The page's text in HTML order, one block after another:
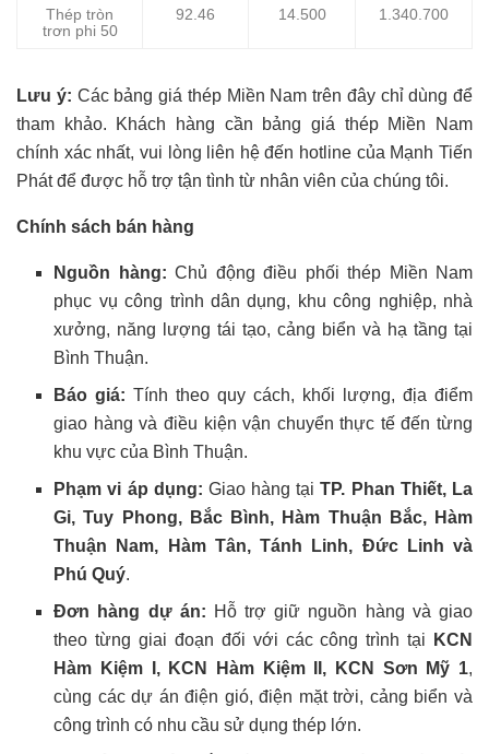
Thép tròn
trơn phi 50
92.46 14.500 1.340.700
Lưu ý: Các bảng giá thép Miền Nam trên đây chỉ dùng để
tham khảo. Khách hàng cần bảng giá thép Miền Nam
chính xác nhất, vui lòng liên hệ đến hotline của Mạnh Tiến
Phát để được hỗ trợ tận tình từ nhân viên của chúng tôi.
Chính sách bán hàng
Nguồn hàng: Chủ động điều phối thép Miền Nam
phục vụ công trình dân dụng, khu công nghiệp, nhà
xưởng, năng lượng tái tạo, cảng biển và hạ tầng tại
Bình Thuận.
Báo giá: Tính theo quy cách, khối lượng, địa điểm
giao hàng và điều kiện vận chuyển thực tế đến từng
khu vực của Bình Thuận.
Phạm vi áp dụng: Giao hàng tạiTP. Phan Thiết, La
Gi, Tuy Phong, Bắc Bình, Hàm Thuận Bắc, Hàm
Thuận Nam, Hàm Tân, Tánh Linh, Đức Linh và
Phú Quý.
Đơn hàng dự án: Hỗ trợ giữ nguồn hàng và giao
theo từng giai đoạn đối với các công trình tại
KCN
Hàm Kiệm I, KCN Hàm Kiệm II, KCN Sơn Mỹ 1,
cùng các dự án điện gió, điện mặt trời, cảng biển và
công trình có nhu cầu sử dụng thép lớn.